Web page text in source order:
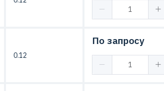
0.12
По запросу